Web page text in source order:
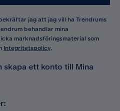
jag att jag vill ha Trendrums
behandlar mina
marknadsföringsmaterial som
Integritetspolicy.
skapa ett konto till Mina